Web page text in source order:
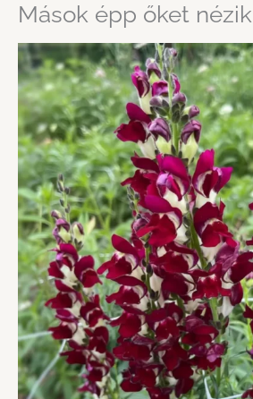
Mások épp őket nézik